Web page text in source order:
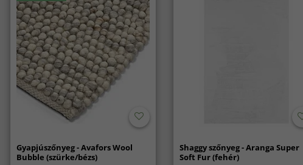
Gyapjúszőnyeg - Avafors Wool
Bubble (szürke/bézs)
Shaggy szőnyeg - Aranga Super
Soft Fur (fehér)